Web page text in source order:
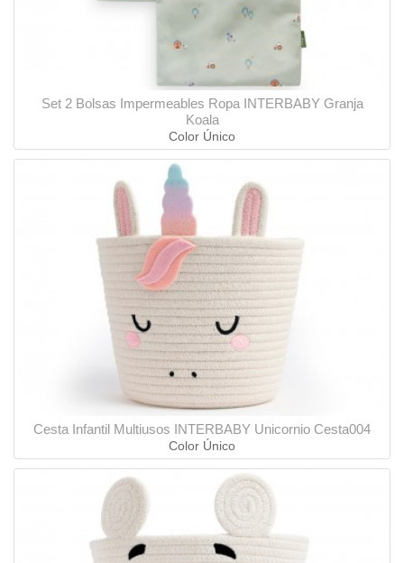
Set 2 Bolsas Impermeables Ropa INTERBABY Granja
Koala
Color Único
Cesta Infantil Multiusos INTERBABY Unicornio Cesta004
Color Único